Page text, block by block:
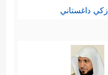
زكي داغستاني